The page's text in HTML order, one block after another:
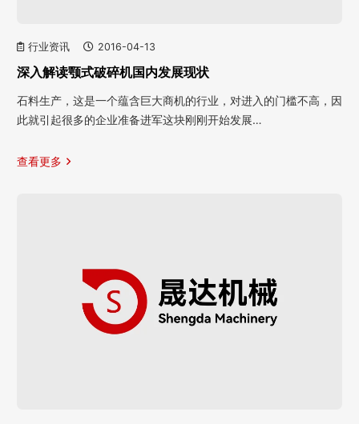
行业资讯 2016-04-13
深入解读颚式破碎机国内发展现状
石料生产，这是一个蕴含巨大商机的行业，对进入的门槛不高，因
此就引起很多的企业准备进军这块刚刚开始发展…
查看更多